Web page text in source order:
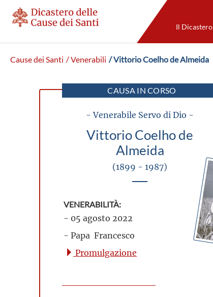
Il Dicastero
Cause dei Santi / Venerabili / Vittorio Coelho de Almeida
CAUSA IN CORSO
- Venerabile Servo di Dio -
Vittorio Coelho de
Almeida
(1899 - 1987)
VENERABILITÀ:
- 05 agosto 2022
- Papa Francesco
Promulgazione